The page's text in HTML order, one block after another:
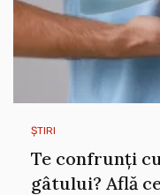
ȘTIRI
Te confrunți
gâtului? Află